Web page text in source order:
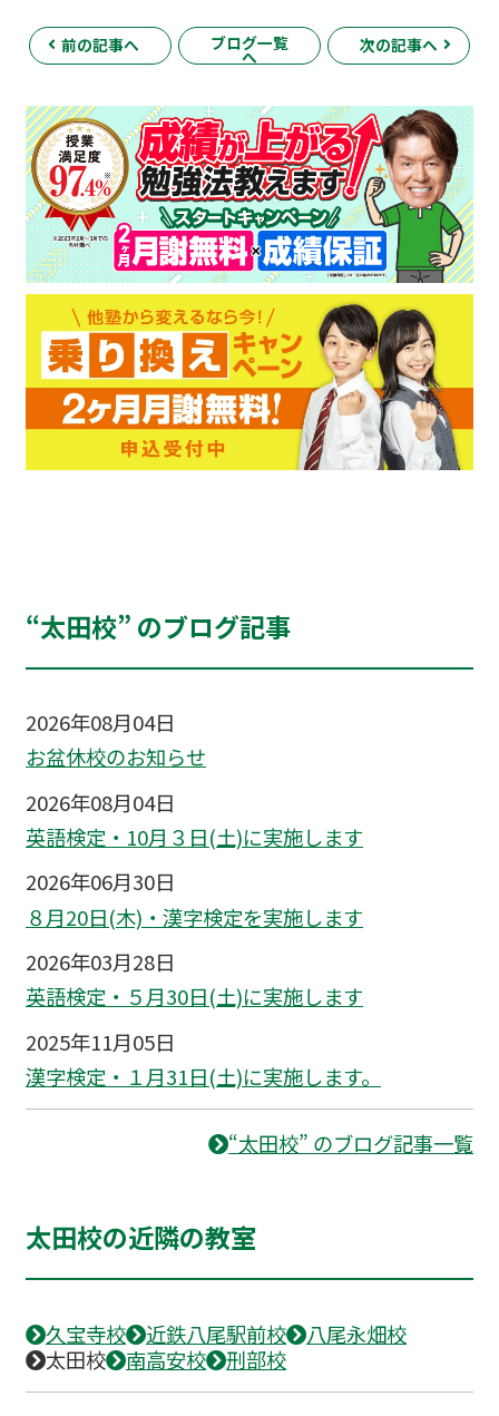
前の記事へ ブログ一覧
へ
次の記事へ
“太田校” のブログ記事
2026年08月04日
お盆休校のお知らせ
2026年08月04日
英語検定・10月３日(土)に実施します
2026年06月30日
８月20日(木)・漢字検定を実施します
2026年03月28日
英語検定・５月30日(土)に実施します
2025年11月05日
漢字検定・１月31日(土)に実施します。
“太田校” のブログ記事一覧
太田校の近隣の教室
久宝寺校 近鉄八尾駅前校
八尾永畑校
太田校
南高安校 刑部校